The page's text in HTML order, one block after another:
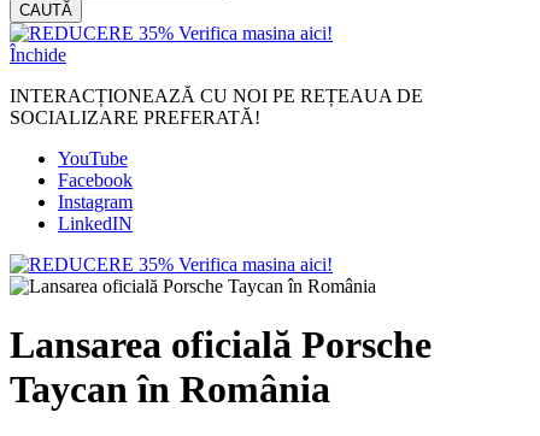
CAUTĂ
Închide
INTERACȚIONEAZĂ CU NOI PE REȚEAUA DE
SOCIALIZARE PREFERATĂ!
YouTube
Facebook
Instagram
LinkedIN
Lansarea oficială Porsche
Taycan în România